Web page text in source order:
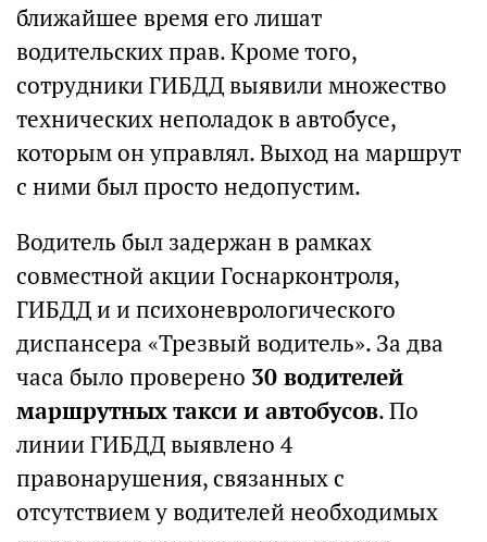
ближайшее время его лишат
водительских прав. Кроме того,
сотрудники ГИБДД выявили множество
технических неполадок в автобусе,
которым он управлял. Выход на маршрут
с ними был просто недопустим.
Водитель был задержан в рамках
совместной акции Госнарконтроля,
ГИБДД и и психоневрологического
диспансера «Трезвый водитель». За два
часа было проверено 30 водителей
маршрутных такси и автобусов. По
линии ГИБДД выявлено 4
правонарушения, связанных с
отсутствием у водителей необходимых